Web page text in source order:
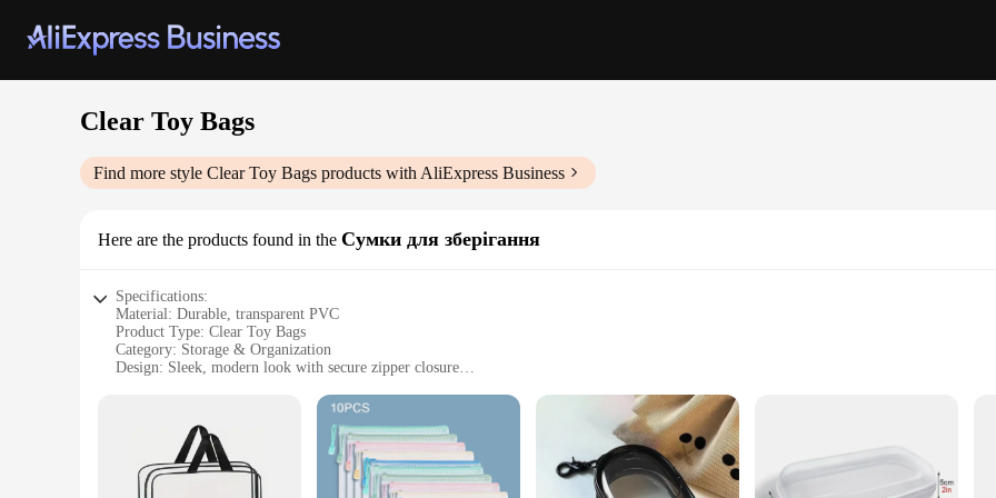
Clear Toy Bags
Find more style Clear Toy Bags products with AliExpress Business
Here are the products found in the Сумки для зберігання
Specifications:
Material: Durable, transparent PVC
Product Type: Clear Toy Bags
Category: Storage & Organization
Design: Sleek, modern look with secure zipper closure
Quantity: Available in sets of 1, 2, or 3 bags
**Optimal Organization and Accessibility**
Our Clear Toy Bags are the perfect solution for parents and educators looking to keep toys and games neatly organized. Made from high-